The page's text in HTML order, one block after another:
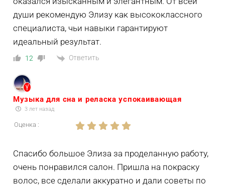
души рекомендую Элизу как высококлассного
специалиста, чьи навыки гарантируют
идеальный результат.
12 Ответить
Музыка для сна и реласка успокаивающая
3 лет назад
Оценка :
Спасибо большое Элиза за проделанную работу,
очень понравился салон. Пришла на покраску
волос, все сделали аккуратно и дали советы по